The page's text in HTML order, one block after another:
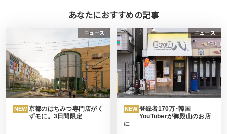
あなたにおすすめの記事
ニュース
NEW 京都のはちみつ専門店がく
ずモに。3日間限定
ニュース
NEW 登録者170万･韓国
YouTuberが御殿山のお店
に